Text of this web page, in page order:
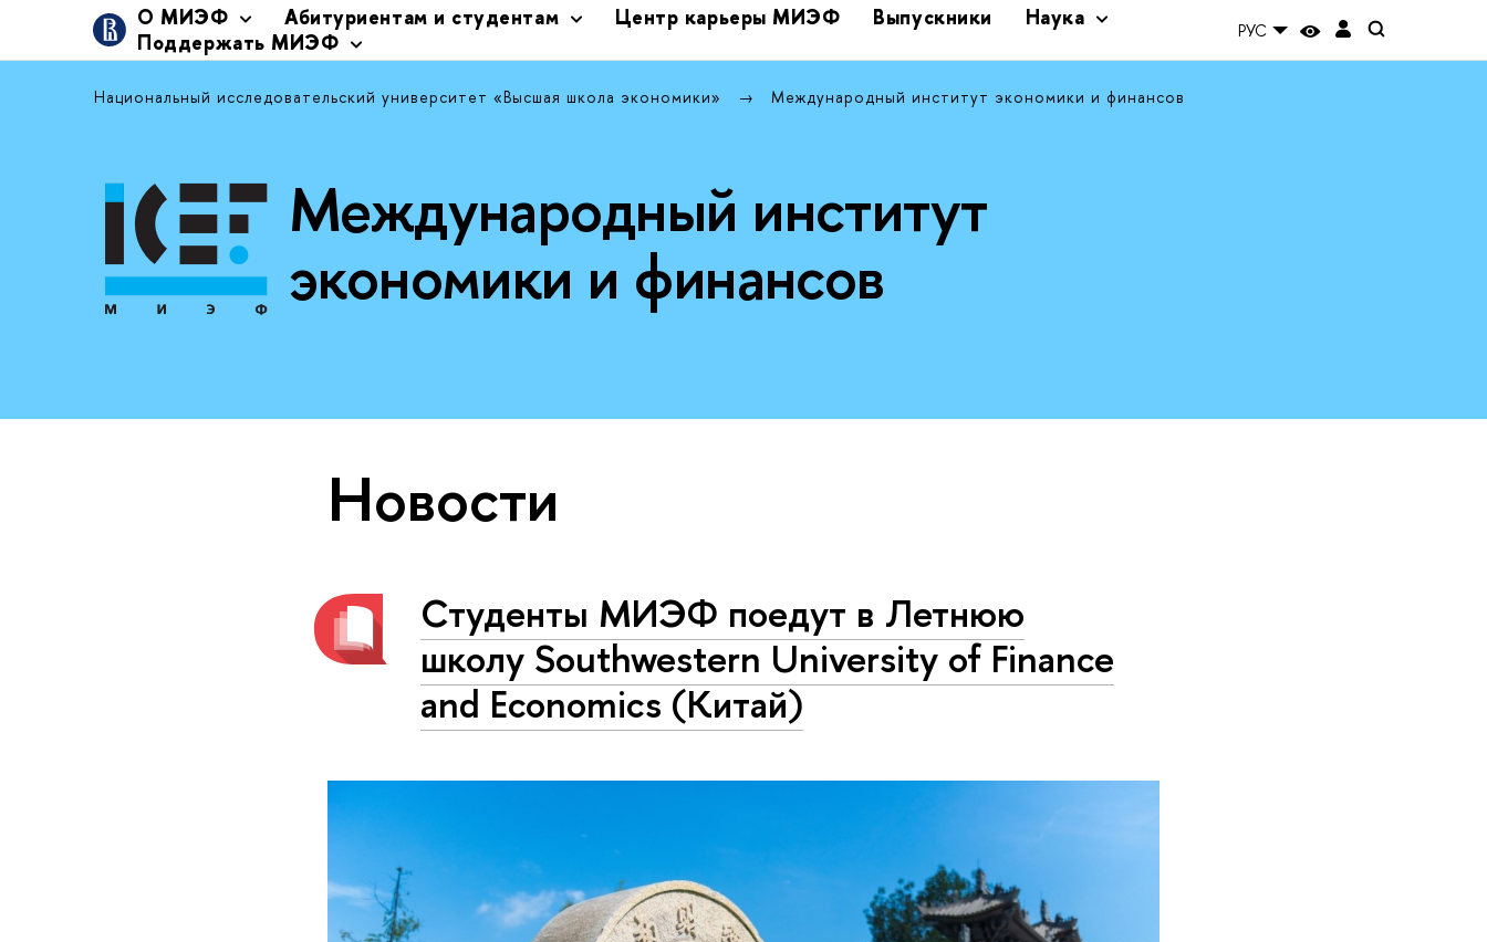
О МИЭФ Абитуриентам и студентам Центр карьеры МИЭФ Выпускники
Наука
Поддержать МИЭФ
РУС
Национальный исследовательский университет «Высшая школа экономики» Международный институт экономики и финансов
Международный институт
экономики и финансов
Новости
Студенты МИЭФ поедут в Летнюю
школу Southwestern University of Finance
and Economics (Китай)